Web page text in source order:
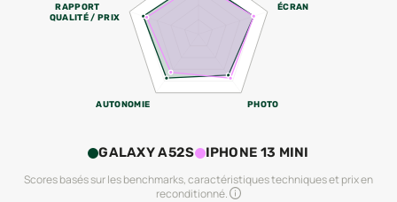
ÉCRAN
PHOTO
AUTONOMIE
RAPPORT
QUALITÉ / PRIX
GALAXY A52S IPHONE 13 MINI
Scores basés sur les benchmarks, caractéristiques techniques et prix en
reconditionné.